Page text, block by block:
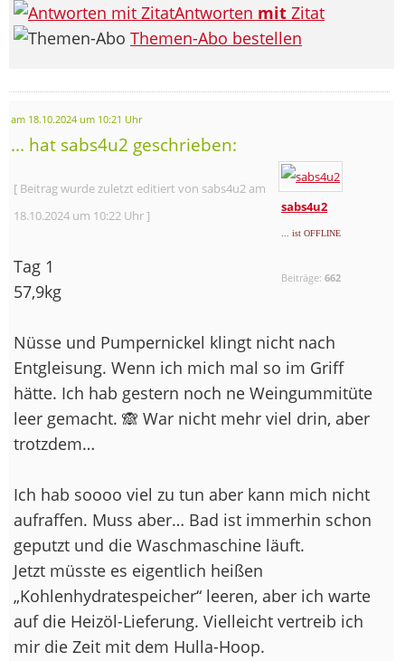
Antworten mit Zitat
Themen-Abo bestellen
am 18.10.2024 um 10:21 Uhr
... hat sabs4u2 geschrieben:
sabs4u2
... ist OFFLINE
Beiträge:662
[ Beitrag wurde zuletzt editiert von sabs4u2 am
18.10.2024 um 10:22 Uhr ]
Tag 1
57,9kg
Nüsse und Pumpernickel klingt nicht nach
Entgleisung. Wenn ich mich mal so im Griff
hätte. Ich hab gestern noch ne Weingummitüte
leer gemacht. 🙈 War nicht mehr viel drin, aber
trotzdem…
Ich hab soooo viel zu tun aber kann mich nicht
aufraffen. Muss aber… Bad ist immerhin schon
geputzt und die Waschmaschine läuft.
Jetzt müsste es eigentlich heißen
„Kohlenhydratespeicher“ leeren, aber ich warte
auf die Heizöl-Lieferung. Vielleicht vertreib ich
mir die Zeit mit dem Hulla-Hoop.